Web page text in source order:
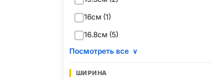
16см (1)
16.8см (5)
Посмотреть все ∨
ШИРИНА